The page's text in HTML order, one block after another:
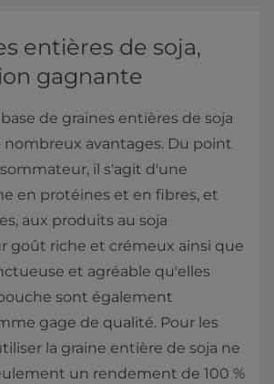
entières de soja,
gagnante
de graines entières de soja
avantages. Du point
il s'agit d'une
en protéines et en fibres, et
aux produits au soja
goût riche et crémeux ainsi que
et agréable qu'elles
sont également
gage de qualité. Pour les
la graine entière de soja ne
un rendement de 100 %